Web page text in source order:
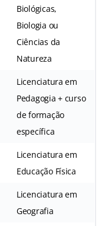
Biológicas,
Biologia ou
Ciências da
Natureza
Licenciatura em
Pedagogia + curso
de formação
específica
Licenciatura em
Educação Física
Licenciatura em
Geografia